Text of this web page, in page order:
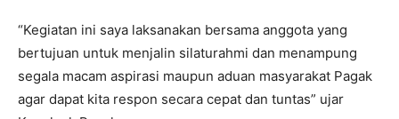
“Kegiatan ini saya laksanakan bersama anggota yang
bertujuan untuk menjalin silaturahmi dan menampung
segala macam aspirasi maupun aduan masyarakat Pagak
agar dapat kita respon secara cepat dan tuntas” ujar